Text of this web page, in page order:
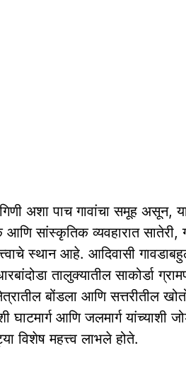
अशा पाच गावांचा समूह असून,
आणि सांस्कृतिक व्यवहारात सातेरी,
स्थान आहे. आदिवासी
तालुक्यातील साकोर्डा
बोंडला आणि सत्तरीतील
घाटमार्ग आणि जलमार्ग यांच्याशी
विशेष महत्त्व लाभले होते.